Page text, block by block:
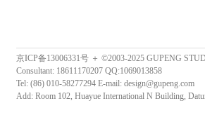
京ICP备13006331号 ＋ ©2003-2025 GUPENG
Consultant: 18611170207 QQ:1069013858
Tel: (86) 010-58277294 E-mail: design@gupeng.com
Add: Room 102, Huayue International N Building,